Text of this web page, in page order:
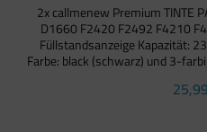
2x callmenew Premium TINTE
D1660 F2420 F2492 F4210
Füllstandsanzeige Kapazität:
Farbe: black (schwarz) und 3-